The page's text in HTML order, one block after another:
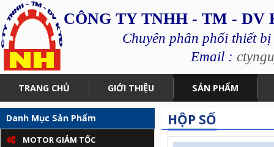
CÔNG TY TNHH - TM -
Chuyên phân phối thiết
Email :
TRANG CHỦ GIỚI THIỆU SẢN PHẨM
Danh Mục Sản Phẩm
MOTOR GIẢM TỐC
HỘP SỐ